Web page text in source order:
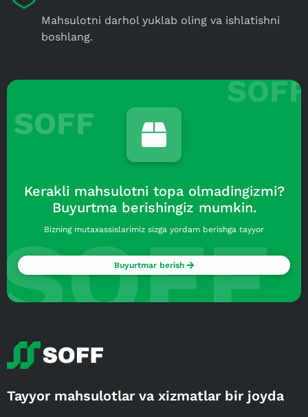
Mahsulotni darhol yuklab oling va ishlatishni
boshlang.
SOFF
SOFF
Kerakli mahsulotni topa olmadingizmi?
Buyurtma berishingiz mumkin.
Bizning mutaxassislarimiz sizga yordam berishga tayyor
Buyurtmar berish
Tayyor mahsulotlar va xizmatlar bir joyda